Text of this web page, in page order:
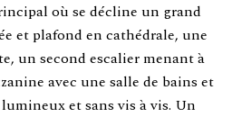
où se décline un grand
et plafond en cathédrale, une
un second escalier menant à
avec une salle de bains et
et sans vis à vis. Un